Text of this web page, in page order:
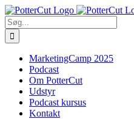
Skip
to
content
Facebook
Twitter
Søg
efter:
MarketingCamp 2025
Podcast
Om PotterCut
Udstyr
Podcast kursus
Kontakt